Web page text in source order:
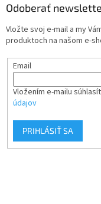
Odoberať
Vložte svoj e-mail a my
produktoch na našom e-
Email
Vložením e-mailu
údajov
PRIHLÁSIŤ SA